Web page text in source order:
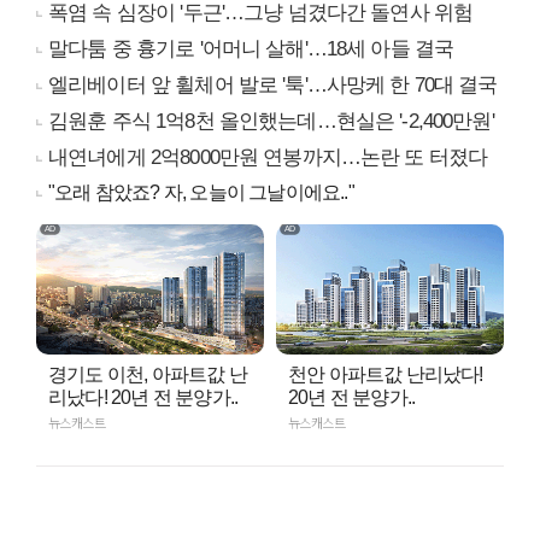
폭염 속 심장이 '두근'…그냥 넘겼다간 돌연사 위험
말다툼 중 흉기로 '어머니 살해'…18세 아들 결국
엘리베이터 앞 휠체어 발로 '툭'…사망케 한 70대 결국
김원훈 주식 1억8천 올인했는데…현실은 '-2,400만원'
내연녀에게 2억8000만원 연봉까지…논란 또 터졌다
"오래 참았죠? 자, 오늘이 그날이에요.."
경기도 이천, 아파트값 난
리났다! 20년 전 분양가..
뉴스캐스트
천안 아파트값 난리났다!
20년 전 분양가..
뉴스캐스트